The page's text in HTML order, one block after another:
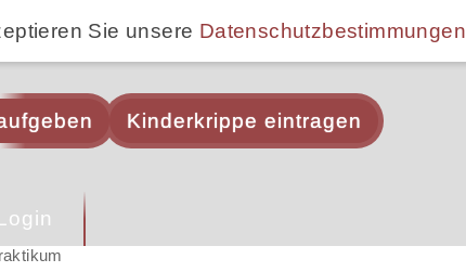
Sie unsere Datenschutzbestimmungen
Kinderkrippe eintragen